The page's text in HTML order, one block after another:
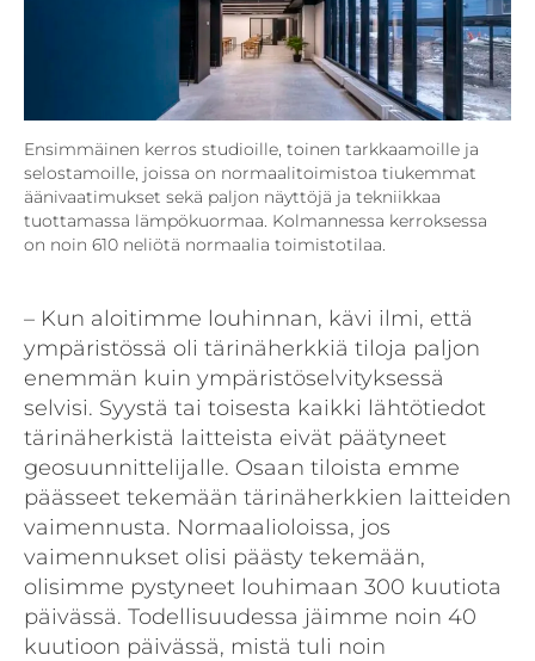
Ensimmäinen kerros studioille, toinen tarkkaamoille ja
selostamoille, joissa on normaalitoimistoa tiukemmat
äänivaatimukset sekä paljon näyttöjä ja tekniikkaa
tuottamassa lämpökuormaa. Kolmannessa kerroksessa
on noin 610 neliötä normaalia toimistotilaa.
– Kun aloitimme louhinnan, kävi ilmi, että
ympäristössä oli tärinäherkkiä tiloja paljon
enemmän kuin ympäristöselvityksessä
selvisi. Syystä tai toisesta kaikki lähtötiedot
tärinäherkistä laitteista eivät päätyneet
geosuunnittelijalle. Osaan tiloista emme
päässeet tekemään tärinäherkkien laitteiden
vaimennusta. Normaalioloissa, jos
vaimennukset olisi päästy tekemään,
olisimme pystyneet louhimaan 300 kuutiota
päivässä. Todellisuudessa jäimme noin 40
kuutioon päivässä, mistä tuli noin